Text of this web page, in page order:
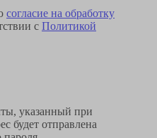
согласие на обработку
с Политикой
указанный при
будет отправлена